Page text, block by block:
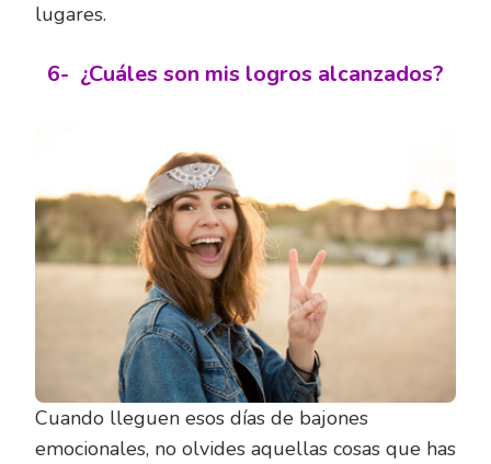
lugares.
6- ¿Cuáles son mis logros alcanzados?
Cuando lleguen esos días de bajones
emocionales, no olvides aquellas cosas que has